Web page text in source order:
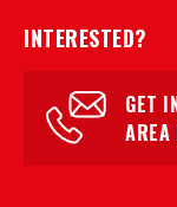
INTERESTED?
GET
AREA